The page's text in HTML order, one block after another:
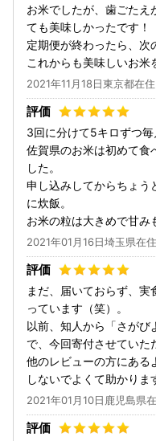
お米でしたが、歯ごたえ
ても美味しかったです！
定期便が終わったら、次
これからも美味しいお米
2021年11月18日東京都在住
3回に分けて5キロずつ毎
佐賀県のお米は初めて食
した。
申し込みしてからちょう
に炊飯。
お米の粒は大きめで甘み
2021年01月16日埼玉県在住
まだ、届いておらず、
っています（笑）。
以前、知人から「さがび
で、今回寄付させていた
他のレビューの方にある
しないでよくて助かりま
2021年01月10日鹿児島県